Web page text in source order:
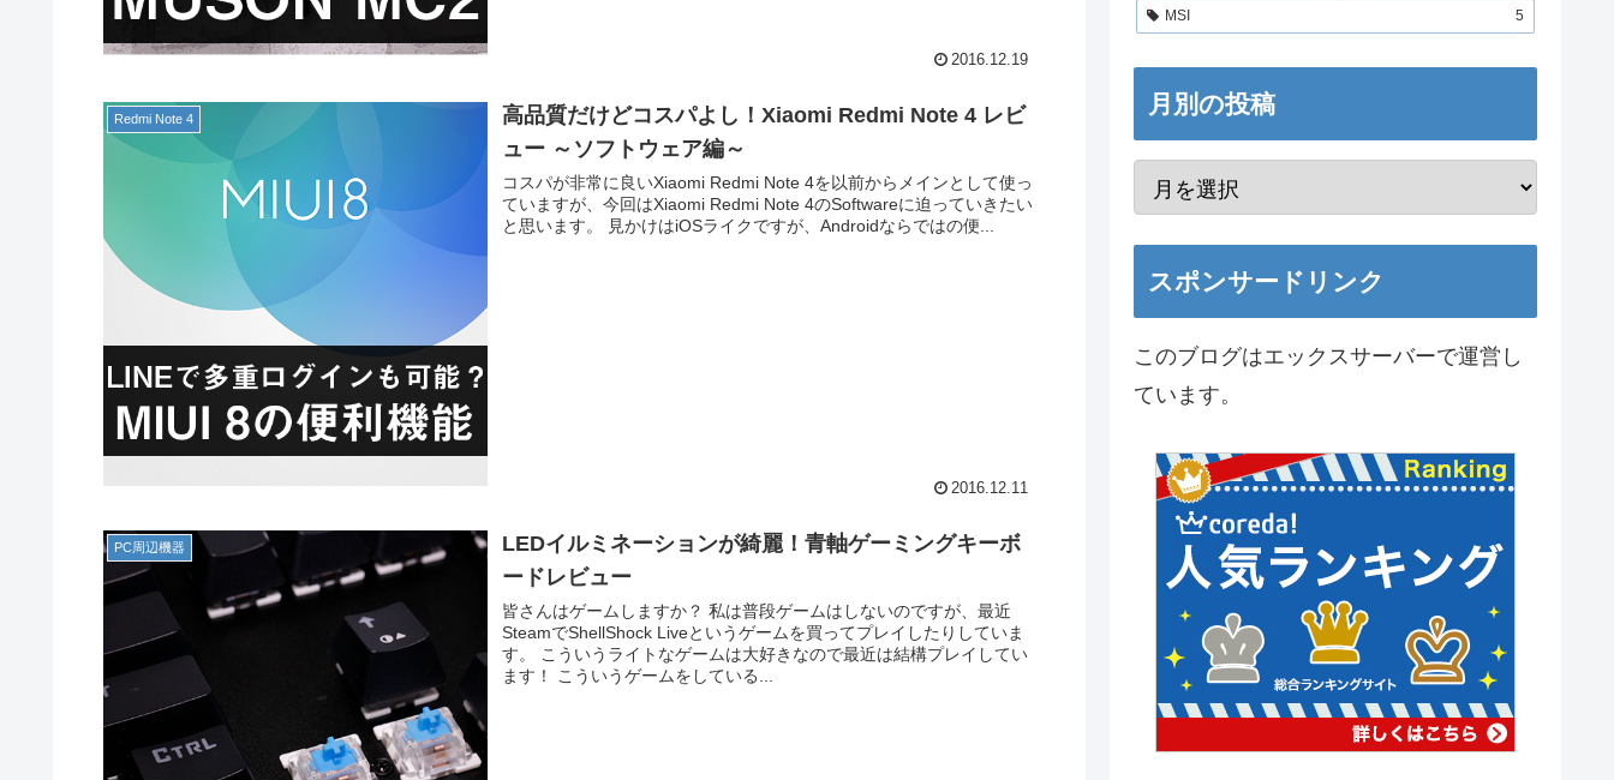
2016.12.19
Redmi Note 4
高品質だけどコスパよし！Xiaomi Redmi Note 4 レビ
ュー ～ソフトウェア編～
コスパが非常に良いXiaomi Redmi Note 4を以前からメインとして使っ
ていますが、今回はXiaomi Redmi Note 4のSoftwareに迫っていきたい
と思います。 見かけはiOSライクですが、Androidならではの便...
2016.12.11
PC周辺機器
LEDイルミネーションが綺麗！青軸ゲーミングキーボ
ードレビュー
皆さんはゲームしますか？ 私は普段ゲームはしないのですが、最近
SteamでShellShock Liveというゲームを買ってプレイしたりしていま
す。 こういうライトなゲームは大好きなので最近は結構プレイしてい
ます！ こういうゲームをしている...
MSI 5
月別の投稿
スポンサードリンク
このブログはエックスサーバーで運営し
ています。